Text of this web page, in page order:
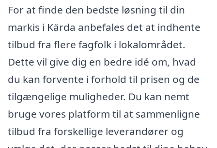
For at finde den bedste løsning til din
markis i Kärda anbefales det at indhente
tilbud fra flere fagfolk i lokalområdet.
Dette vil give dig en bedre idé om, hvad
du kan forvente i forhold til prisen og de
tilgængelige muligheder. Du kan nemt
bruge vores platform til at sammenligne
tilbud fra forskellige leverandører og